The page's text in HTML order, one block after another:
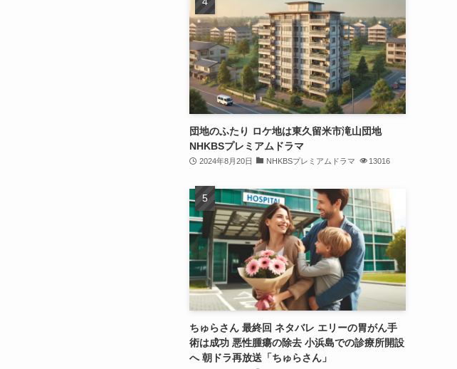
団地のふたり ロケ地は東久留米市滝山団地
NHKBSプレミアムドラマ
2024年8月20日 NHKBSプレミアムドラマ 13016
ちゅらさん 最終回 ネタバレ エリーの胃がん手
術は成功 悪性腫瘍の除去 小浜島での診療所開設
へ 朝ドラ再放送「ちゅらさん」